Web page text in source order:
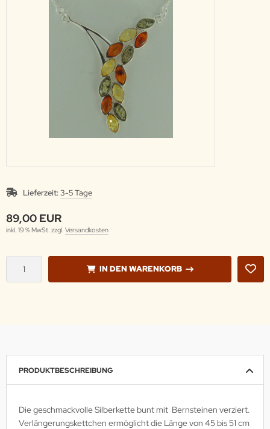
Lieferzeit:3-5 Tage
89,00 EUR
inkl. 19 % MwSt. zzgl. Versandkosten
IN DEN WARENKORB
PRODUKTBESCHREIBUNG
Die geschmackvolle Silberkette bunt mit Bernsteinen verziert.
Verlängerungskettchen ermöglicht die Länge von 45 bis 51 cm